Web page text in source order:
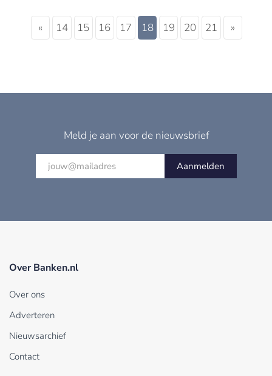
« 14 15 16 17 18 19 20 21 »
Meld je aan voor de nieuwsbrief
Aanmelden
Over Banken.nl
Over ons
Adverteren
Nieuwsarchief
Contact